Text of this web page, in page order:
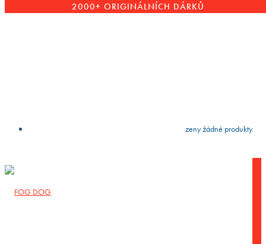
2000+ ORIGINÁLNÍCH DÁRKŮ
press Nebyly nalezeny žádné produkty.